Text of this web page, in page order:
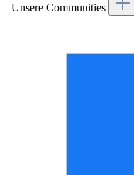
Unsere Communities